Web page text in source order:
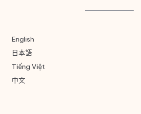
English
日本語
Tiếng Việt
中文